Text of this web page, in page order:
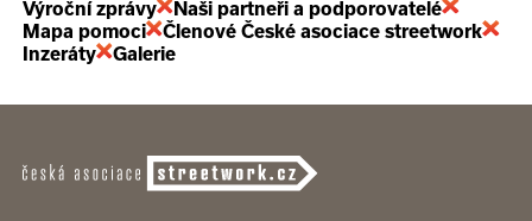
Výroční zprávy
Naši partneři a podporovatelé
Mapa pomoci
Členové České asociace streetwork
Inzeráty
Galerie